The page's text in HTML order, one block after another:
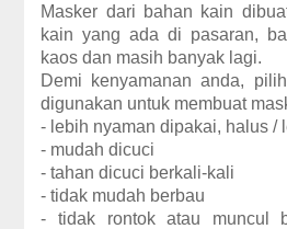
Masker dari bahan kain
kain yang ada di pasaran,
kaos dan masih banyak lagi.
Demi kenyamanan anda,
digunakan untuk membuat
- lebih nyaman dipakai, halus /
- mudah dicuci
- tahan dicuci berkali-kali
- tidak mudah berbau
- tidak rontok atau muncul